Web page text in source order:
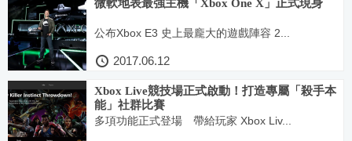
微軟地表最強主機「Xbox One X」正式現身
公布Xbox E3 史上最龐大的遊戲陣容 2...
2017.06.12
Xbox Live競技場正式啟動！打造專屬「殺手本
能」社群比賽
多項功能正式登場 帶給玩家 Xbox Liv...